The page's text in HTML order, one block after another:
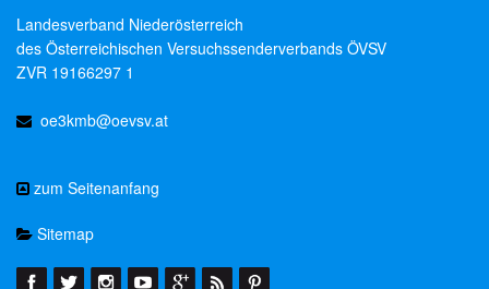
Landesverband Niederösterreich
des Österreichischen Versuchssenderverbands ÖVSV
ZVR 19166297 1
oe3kmb@oevsv.at
zum Seitenanfang
Sitemap